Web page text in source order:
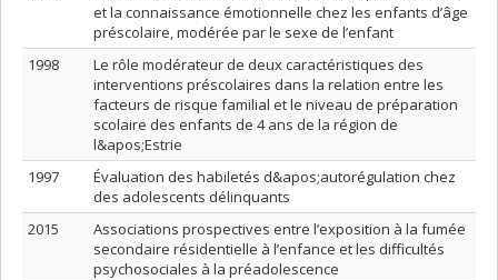
et la connaissance émotionnelle chez les enfants d’âge
préscolaire, modérée par le sexe de l’enfant
1998
Le rôle modérateur de deux caractéristiques des
interventions préscolaires dans la relation entre les
facteurs de risque familial et le niveau de préparation
scolaire des enfants de 4 ans de la région de
l&apos;Estrie
1997
Évaluation des habiletés d&apos;autorégulation chez
des adolescents délinquants
2015
Associations prospectives entre l’exposition à la fumée
secondaire résidentielle à l’enfance et les difficultés
psychosociales à la préadolescence